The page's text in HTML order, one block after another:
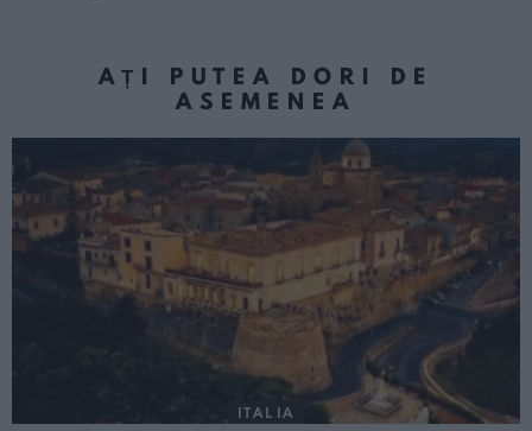
AȚI PUTEA DORI DE
ASEMENEA
ITALIA